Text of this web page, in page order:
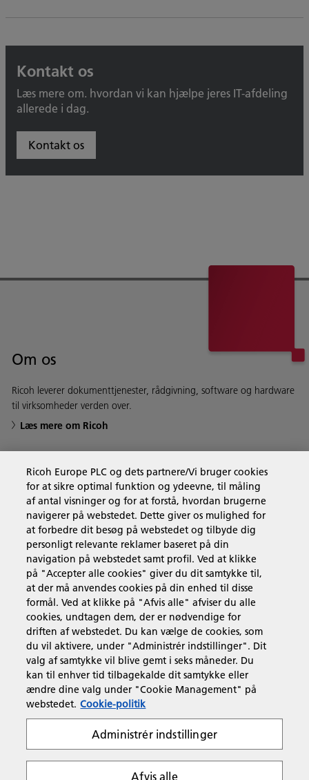
Kontakt os
Læs mere om. hvordan vi kan hjælpe jeres IT-afdeling
allerede i dag.
Kontakt os
Om os
Ricoh leverer dokumenttjenester, rådgivning, software og hardware
til virksomheder verden over.
Læs mere om Ricoh
Forretningsløsninger
Produkter og services
Support & Kontakt
Ressourcer
Følg os
Anvendelsesvilkår
Ricoh Europe PLC og dets partnere/Vi bruger cookies
for at sikre optimal funktion og ydeevne, til måling
af antal visninger og for at forstå, hvordan brugerne
navigerer på webstedet. Dette giver os mulighed for
at forbedre dit besøg på webstedet og tilbyde dig
personligt relevante reklamer baseret på din
navigation på webstedet samt profil. Ved at klikke
på "Accepter alle cookies" giver du dit samtykke til,
at der må anvendes cookies på din enhed til disse
formål. Ved at klikke på "Afvis alle" afviser du alle
cookies, undtagen dem, der er nødvendige for
driften af webstedet. Du kan vælge de cookies, som
du vil aktivere, under "Administrér indstillinger". Dit
valg af samtykke vil blive gemt i seks måneder. Du
kan til enhver tid tilbagekalde dit samtykke eller
ændre dine valg under "Cookie Management" på
webstedet. Cookie-politik
Administrér indstillinger
Afvis alle